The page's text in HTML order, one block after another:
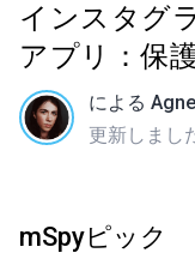
インスタグ
アプリ：保
による
更新しまし
mSpyピック